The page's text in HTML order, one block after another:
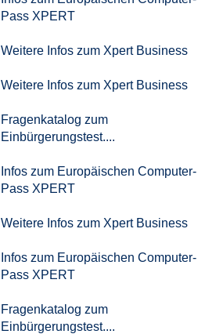
Pass XPERT
Weitere Infos zum Xpert Business
Weitere Infos zum Xpert Business
Fragenkatalog zum
Einbürgerungstest....
Infos zum Europäischen Computer-
Pass XPERT
Weitere Infos zum Xpert Business
Infos zum Europäischen Computer-
Pass XPERT
Fragenkatalog zum
Einbürgerungstest....